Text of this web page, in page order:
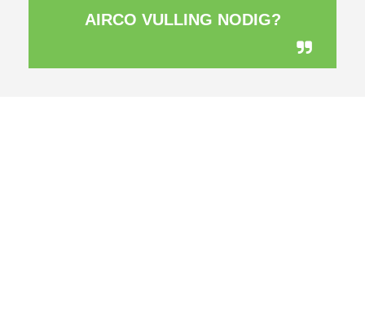
AIRCO VULLING NODIG?